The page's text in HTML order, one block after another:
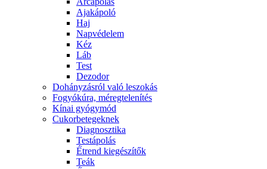
Ajakápoló
Haj
Napvédelem
Kéz
Láb
Test
Dezodor
Dohányzásról való leszokás
Fogyókúra, méregtelenítés
Kínai gyógymód
Cukorbetegeknek
Diagnosztika
Testápolás
É́trend kiegészítők
Teák